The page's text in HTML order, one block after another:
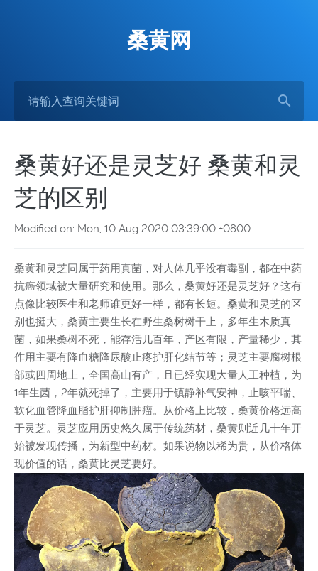
桑黄网
桑黄好还是灵芝好 桑黄和灵
芝的区别
Modified on: Mon, 10 Aug 2020 03:39:00 +0800
桑黄和灵芝同属于药用真菌，对人体几乎没有毒副，都在中药
抗癌领域被大量研究和使用。那么，桑黄好还是灵芝好？这有
点像比较医生和老师谁更好一样，都有长短。桑黄和灵芝的区
别也挺大，桑黄主要生长在野生桑树树干上，多年生木质真
菌，如果桑树不死，能存活几百年，产区有限，产量稀少，其
作用主要有降血糖降尿酸止疼护肝化结节等；灵芝主要腐树根
部或四周地上，全国高山有产，且已经实现大量人工种植，为
1年生菌，2年就死掉了，主要用于镇静补气安神，止咳平喘、
软化血管降血脂护肝抑制肿瘤。从价格上比较，桑黄价格远高
于灵芝。灵芝应用历史悠久属于传统药材，桑黄则近几十年开
始被发现传播，为新型中药材。如果说物以稀为贵，从价格体
现价值的话，桑黄比灵芝要好。